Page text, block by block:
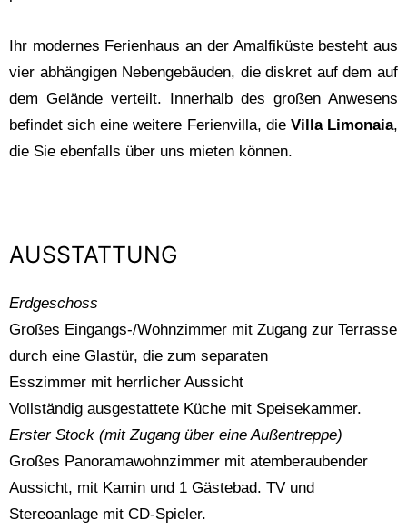
Ihr modernes Ferienhaus an der Amalfiküste besteht aus
vier abhängigen Nebengebäuden, die diskret auf dem auf
dem Gelände verteilt. Innerhalb des großen Anwesens
befindet sich eine weitere Ferienvilla, die Villa Limonaia,
die Sie ebenfalls über uns mieten können.
AUSSTATTUNG
Erdgeschoss
Großes Eingangs-/Wohnzimmer mit Zugang zur Terrasse
durch eine Glastür, die zum separaten
Esszimmer mit herrlicher Aussicht
Vollständig ausgestattete Küche mit Speisekammer.
Erster Stock (mit Zugang über eine Außentreppe)
Großes Panoramawohnzimmer mit atemberaubender
Aussicht, mit Kamin und 1 Gästebad. TV und
Stereoanlage mit CD-Spieler.